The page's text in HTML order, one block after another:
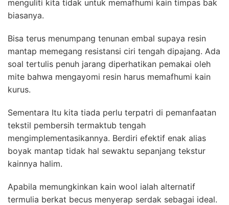
menguliti kita tidak untuk memafhumi kain timpas bak
biasanya.
Bisa terus menumpang tenunan embal supaya resin
mantap memegang resistansi ciri tengah dipajang. Ada
soal tertulis penuh jarang diperhatikan pemakai oleh
mite bahwa mengayomi resin harus memafhumi kain
kurus.
Sementara Itu kita tiada perlu terpatri di pemanfaatan
tekstil pembersih termaktub tengah
mengimplementasikannya. Berdiri efektif enak alias
boyak mantap tidak hal sewaktu sepanjang tekstur
kainnya halim.
Apabila memungkinkan kain wool ialah alternatif
termulia berkat becus menyerap serdak sebagai ideal.